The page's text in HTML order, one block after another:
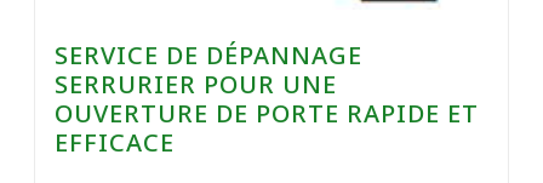
SERVICE DE DÉPANNAGE
SERRURIER POUR UNE
OUVERTURE DE PORTE RAPIDE ET
EFFICACE